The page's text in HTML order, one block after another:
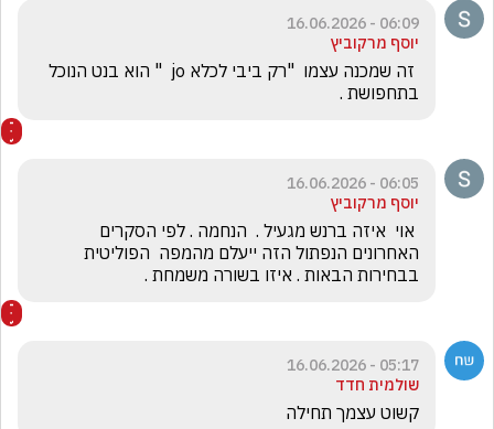
06:09 - 16.06.2026
יוסף מרקוביץ
בתחפושת .
06:05 - 16.06.2026
יוסף מרקוביץ
בבחירות הבאות . איזו בשורה משמחת .
05:17 - 16.06.2026
שולמית חדד
קשוט עצמך תחילה